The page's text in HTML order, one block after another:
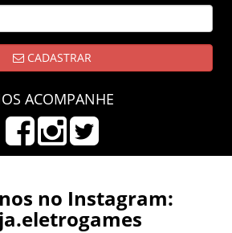
CADASTRAR
ACOMPANHE
no Instagram: